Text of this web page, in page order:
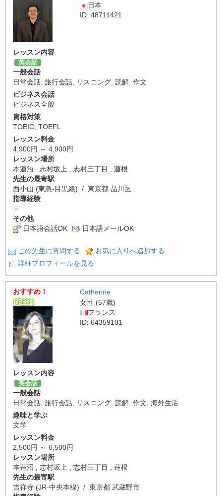
日本
ID: 48711421
レッスン内容
英会話
一般会話
日常会話, 旅行会話, リスニング, 読解, 作文
ビジネス会話
ビジネス全般
資格対策
TOEIC, TOEFL
レッスン料金
4,900円 ～ 4,900円
レッスン場所
本蓮沼 , 志村坂上 , 志村三丁目 , 蓮根
先生の最寄駅
西小山 (東急-目黒線) / 東京都 品川区
指導経験
－
その他
日本語会話OK
日本語メールOK
この先生に質問する
お気に入りへ追加する
詳細プロフィールを見る
おすすめ！
Catherine
女性 (57歳)
フランス
ID: 64359101
レッスン内容
英会話
一般会話
日常会話 旅行会話 リスニング 読解 作文 海外生活
趣味と学ぶ
文学
レッスン料金
2,500円 ～ 6,500円
レッスン場所
本蓮沼 , 志村坂上 , 志村三丁目 , 蓮根
先生の最寄駅
吉祥寺 (JR-中央本線) / 東京都 武蔵野市